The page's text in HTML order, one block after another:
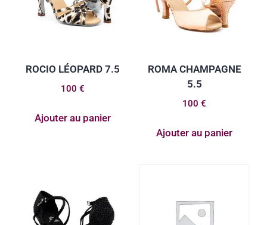
ROCIO LÉOPARD 7.5
100 €
Ajouter au panier
ROMA CHAMPAGNE
5.5
100 €
Ajouter au panier